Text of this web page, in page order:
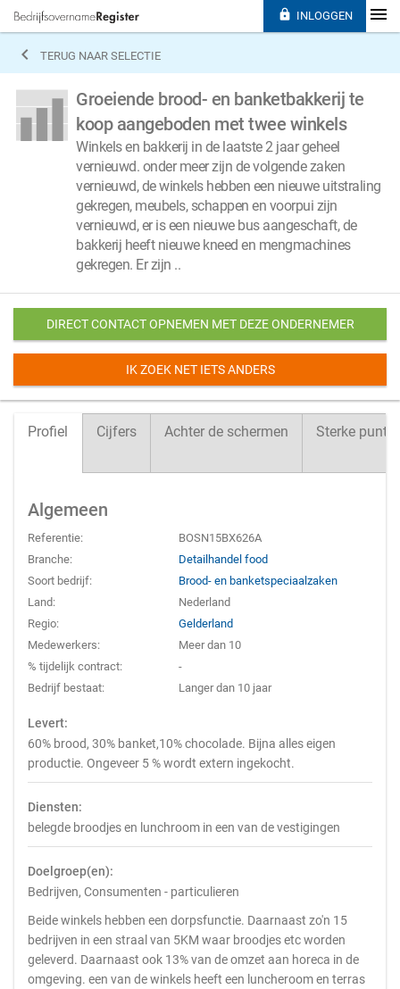
 TERUG NAAR SELECTIE
Groeiende brood- en banketbakkerij te
koop aangeboden met twee winkels
Winkels en bakkerij in de laatste 2 jaar geheel
vernieuwd. onder meer zijn de volgende zaken
vernieuwd, de winkels hebben een nieuwe uitstraling
gekregen, meubels, schappen en voorpui zijn
vernieuwd, er is een nieuwe bus aangeschaft, de
bakkerij heeft nieuwe kneed en mengmachines
gekregen. Er zijn ..
DIRECT CONTACT OPNEMEN MET DEZE ONDERNEMER
IK ZOEK NET IETS ANDERS
Profiel Cijfers Achter de schermen Sterke
Algemeen
Referentie:
BOSN15BX626A
Branche:
Detailhandel food
Soort bedrijf:
Brood- en banketspeciaalzaken
Land:
Nederland
Regio:
Gelderland
Medewerkers:
Meer dan 10
% tijdelijk contract:
-
Bedrijf bestaat:
Langer dan 10 jaar
Levert:
60% brood, 30% banket,10% chocolade. Bijna alles eigen
productie. Ongeveer 5 % wordt extern ingekocht.
Diensten:
belegde broodjes en lunchroom in een van de vestigingen
Doelgroep(en):
Bedrijven, Consumenten - particulieren
Beide winkels hebben een dorpsfunctie. Daarnaast zo'n 15
bedrijven in een straal van 5KM waar broodjes etc worden
geleverd. Daarnaast ook 13% van de omzet aan horeca in de
omgeving. een van de winkels heeft een luncheroom en terras
 INLOGGEN